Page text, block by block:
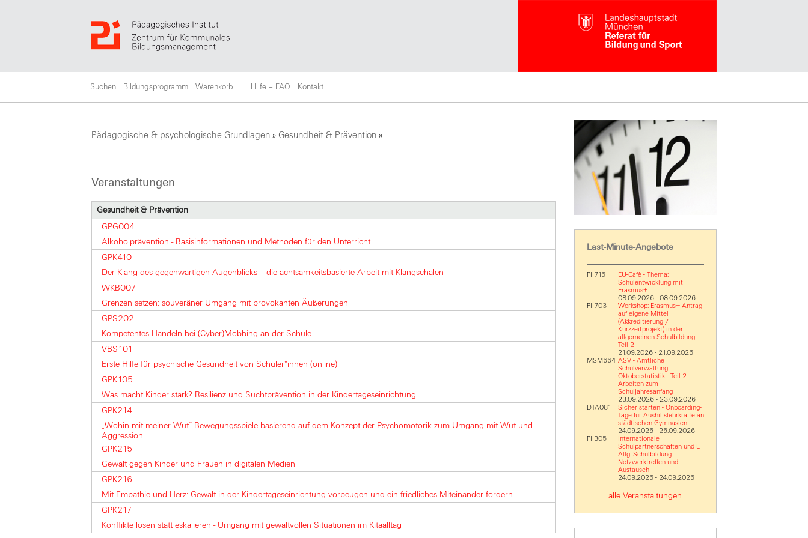
Suchen Bildungsprogramm Warenkorb Hilfe – FAQ Kontakt
Pädagogische & psychologische Grundlagen » Gesundheit & Prävention »
Veranstaltungen
Gesundheit & Prävention
GPG004
Alkoholprävention - Basisinformationen und Methoden für den Unterricht
GPK410
Der Klang des gegenwärtigen Augenblicks – die achtsamkeitsbasierte Arbeit mit Klangschalen
WKB007
Grenzen setzen: souveräner Umgang mit provokanten Äußerungen
GPS202
Kompetentes Handeln bei (Cyber)Mobbing an der Schule
VBS101
Erste Hilfe für psychische Gesundheit von Schüler*innen (online)
GPK105
Was macht Kinder stark? Resilienz und Suchtprävention in der Kindertageseinrichtung
GPK214
„Wohin mit meiner Wut“ Bewegungsspiele basierend auf dem Konzept der Psychomotorik zum Umgang mit Wut und
Aggression
GPK215
Gewalt gegen Kinder und Frauen in digitalen Medien
GPK216
Mit Empathie und Herz: Gewalt in der Kindertageseinrichtung vorbeugen und ein friedliches Miteinander fördern
GPK217
Konflikte lösen statt eskalieren - Umgang mit gewaltvollen Situationen im Kitaalltag
Last-Minute-Angebote
PII716
EU-Cafè - Thema:
Schulentwicklung mit
Erasmus+
08.09.2026 - 08.09.2026
PII703
Workshop: Erasmus+ Antrag
auf eigene Mittel
(Akkreditierung /
Kurzzeitprojekt) in der
allgemeinen Schulbildung
Teil 2
21.09.2026 - 21.09.2026
MSM664 ASV - Amtliche
Schulverwaltung:
Oktoberstatistik - Teil 2 -
Arbeiten zum
Schuljahresanfang
23.09.2026 - 23.09.2026
DTA081
Sicher starten - Onboarding-
Tage für Aushilfslehrkräfte an
städtischen Gymnasien
24.09.2026 - 25.09.2026
PII305
Internationale
Schulpartnerschaften und E+
Allg. Schulbildung:
Netzwerktreffen und
Austausch
24.09.2026 - 24.09.2026
alle Veranstaltungen